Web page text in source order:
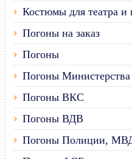
Костюмы для театра и
Погоны на заказ
Погоны
Погоны
Погоны ВКС
Погоны ВДВ
Погоны Полиции,